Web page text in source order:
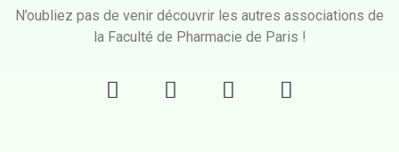
N’oubliez pas de venir découvrir les autres associations de
la Faculté de Pharmacie de Paris !